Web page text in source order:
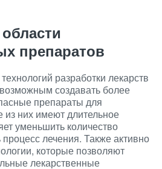
препаратов
разработки лекарств
создавать более
препараты для
них имеют длительное
уменьшить количество
лечения. Также активно
которые позволяют
лекарственные